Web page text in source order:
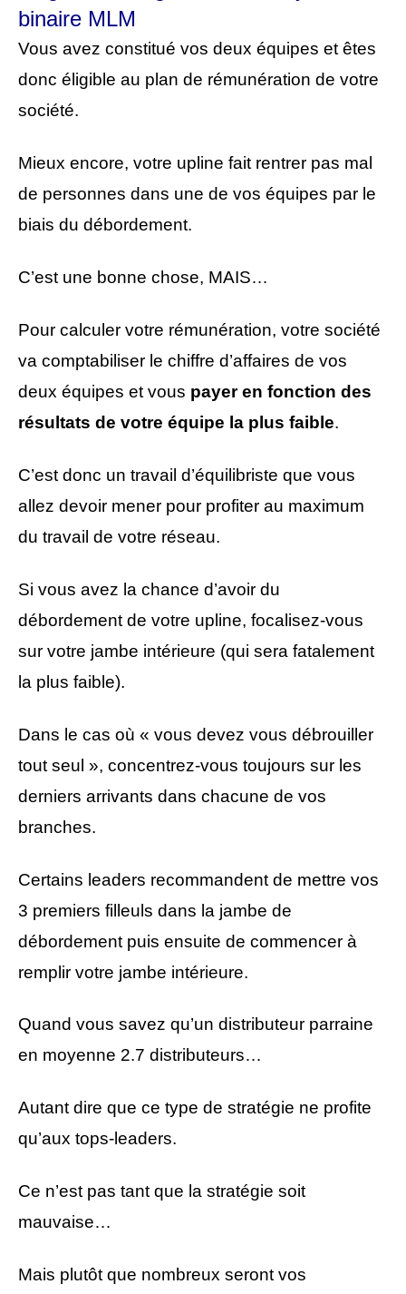
binaire MLM
Vous avez constitué vos deux équipes et êtes
donc éligible au plan de rémunération de votre
société.
Mieux encore, votre upline fait rentrer pas mal
de personnes dans une de vos équipes par le
biais du débordement.
C’est une bonne chose, MAIS…
Pour calculer votre rémunération, votre société
va comptabiliser le chiffre d’affaires de vos
deux équipes et vous payer en fonction des
résultats de votre équipe la plus faible.
C’est donc un travail d’équilibriste que vous
allez devoir mener pour profiter au maximum
du travail de votre réseau.
Si vous avez la chance d’avoir du
débordement de votre upline, focalisez-vous
sur votre jambe intérieure (qui sera fatalement
la plus faible).
Dans le cas où « vous devez vous débrouiller
tout seul », concentrez-vous toujours sur les
derniers arrivants dans chacune de vos
branches.
Certains leaders recommandent de mettre vos
3 premiers filleuls dans la jambe de
débordement puis ensuite de commencer à
remplir votre jambe intérieure.
Quand vous savez qu’un distributeur parraine
en moyenne 2.7 distributeurs…
Autant dire que ce type de stratégie ne profite
qu’aux tops-leaders.
Ce n’est pas tant que la stratégie soit
mauvaise…
Mais plutôt que nombreux seront vos